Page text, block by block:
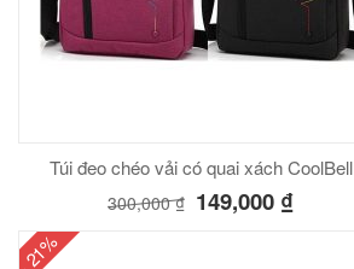
Túi đeo chéo vải có quai xách CoolBell
300,000₫ 149,000 ₫
- 21%